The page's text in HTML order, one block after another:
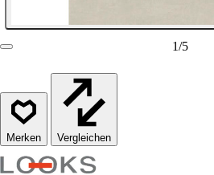
1/5
Vergleichen